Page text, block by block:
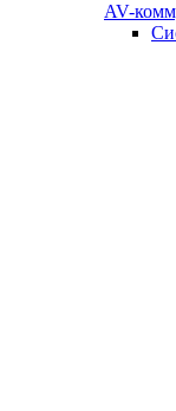
AV-